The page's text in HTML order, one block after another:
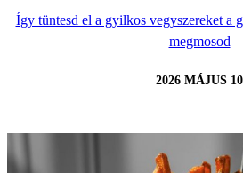
Így tüntesd el a gyilkos vegyszereket a
megmosod
2026 MÁJUS 10